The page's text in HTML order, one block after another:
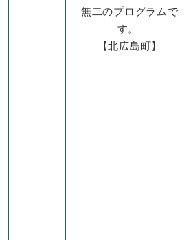
無二のプログラムで
す。 ​
【北広島町】